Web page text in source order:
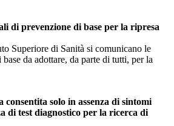
di prevenzione di base per la ripresa
Superiore di Sanità si comunicano le
da adottare, da parte di tutti, per la
consentita solo in assenza di sintomi
di test diagnostico per la ricerca di